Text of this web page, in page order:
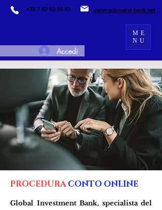
+33 7 52 92 56 40
Accedi
service@invest-bank.net
ME
NU
PROCEDURA CONTO ONLINE
Global Investment Bank, specialista del